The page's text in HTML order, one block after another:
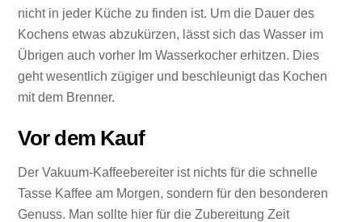
nicht in jeder Küche zu finden ist. Um die Dauer des
Kochens etwas abzukürzen, lässt sich das Wasser im
Übrigen auch vorher Im Wasserkocher erhitzen. Dies
geht wesentlich zügiger und beschleunigt das Kochen
mit dem Brenner.
Vor dem Kauf
Der Vakuum-Kaffeebereiter ist nichts für die schnelle
Tasse Kaffee am Morgen, sondern für den besonderen
Genuss. Man sollte hier für die Zubereitung Zeit